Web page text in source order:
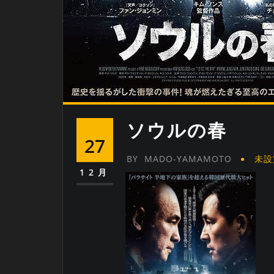
27
12月
ソウルの春
BY MADO-YAMAMOTO 未